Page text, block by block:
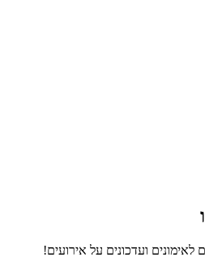
ועדכונים על אירועים!